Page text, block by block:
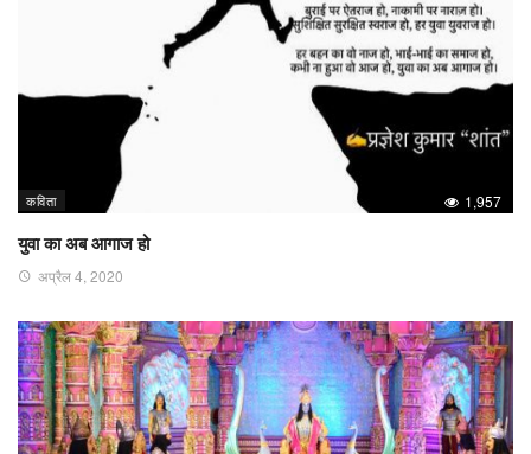
कविता 1,957
युवा का अब आगाज हो
अप्रैल 4, 2020